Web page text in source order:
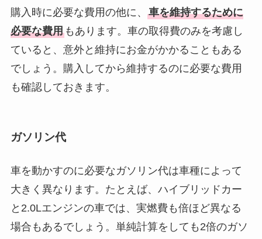
購入時に必要な費用の他に、 車を維持するために
必要な費用もあります。車の取得費のみを考慮し
ていると、意外と維持にお金がかかることもある
でしょう。購入してから維持するのに必要な費用
も確認しておきます。
ガソリン代
車を動かすのに必要なガソリン代は車種によって
大きく異なります。たとえば、ハイブリッドカー
と2.0Lエンジンの車では、実燃費も倍ほど異なる
場合もあるでしょう。単純計算をしても2倍のガソ